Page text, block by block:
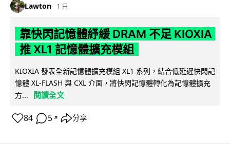
Lawton 1 日
靠快閃記憶體紓緩 DRAM 不足 KIOXIA
推 XL1 記憶體擴充模組
KIOXIA 發表全新記憶體擴充模組 XL1 系列，結合低延遲快閃記
憶體 XL-FLASH 與 CXL 介面，將快閃記憶體轉化為記憶體擴充
方...
閱讀全文
84 5 ↗ 分享